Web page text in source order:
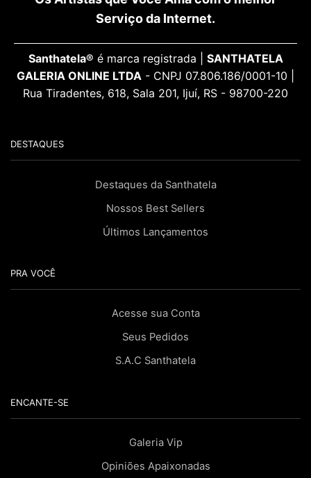
Serviço da Internet.
Santhatela® é marca registrada | SANTHATELA
GALERIA ONLINE LTDA - CNPJ 07.806.186/0001-10 |
Rua Tiradentes, 618, Sala 201, Ijuí, RS - 98700-220
DESTAQUES
Destaques da Santhatela
Nossos Best Sellers
Últimos Lançamentos
PRA VOCÊ
Acesse sua Conta
Seus Pedidos
S.A.C Santhatela
ENCANTE-SE
Galeria Vip
Opiniões Apaixonadas